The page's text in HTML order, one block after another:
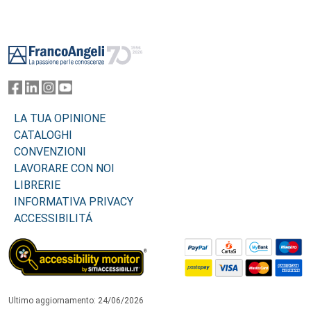
LA TUA OPINIONE
CATALOGHI
CONVENZIONI
LAVORARE CON NOI
LIBRERIE
INFORMATIVA PRIVACY
ACCESSIBILITÁ
Ultimo aggiornamento: 24/06/2026